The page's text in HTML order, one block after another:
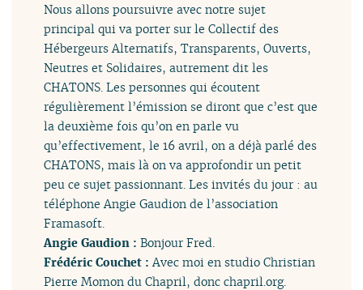
Nous allons poursuivre avec notre sujet
principal qui va porter sur le Collectif des
Hébergeurs Alternatifs, Transparents, Ouverts,
Neutres et Solidaires, autrement dit les
CHATONS. Les personnes qui écoutent
régulièrement l’émission se diront que c’est que
la deuxième fois qu’on en parle vu
qu’effectivement, le 16 avril, on a déjà parlé des
CHATONS, mais là on va approfondir un petit
peu ce sujet passionnant. Les invités du jour : au
téléphone Angie Gaudion de l’association
Framasoft.
Angie Gaudion :Bonjour Fred.
Frédéric Couchet :Avec moi en studio Christian
Pierre Momon du Chapril, donc chapril.org.